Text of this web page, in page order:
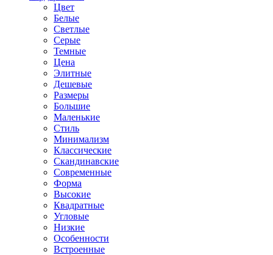
Цвет
Белые
Светлые
Серые
Темные
Цена
Элитные
Дешевые
Размеры
Большие
Маленькие
Стиль
Минимализм
Классические
Скандинавские
Современные
Форма
Высокие
Квадратные
Угловые
Низкие
Особенности
Встроенные